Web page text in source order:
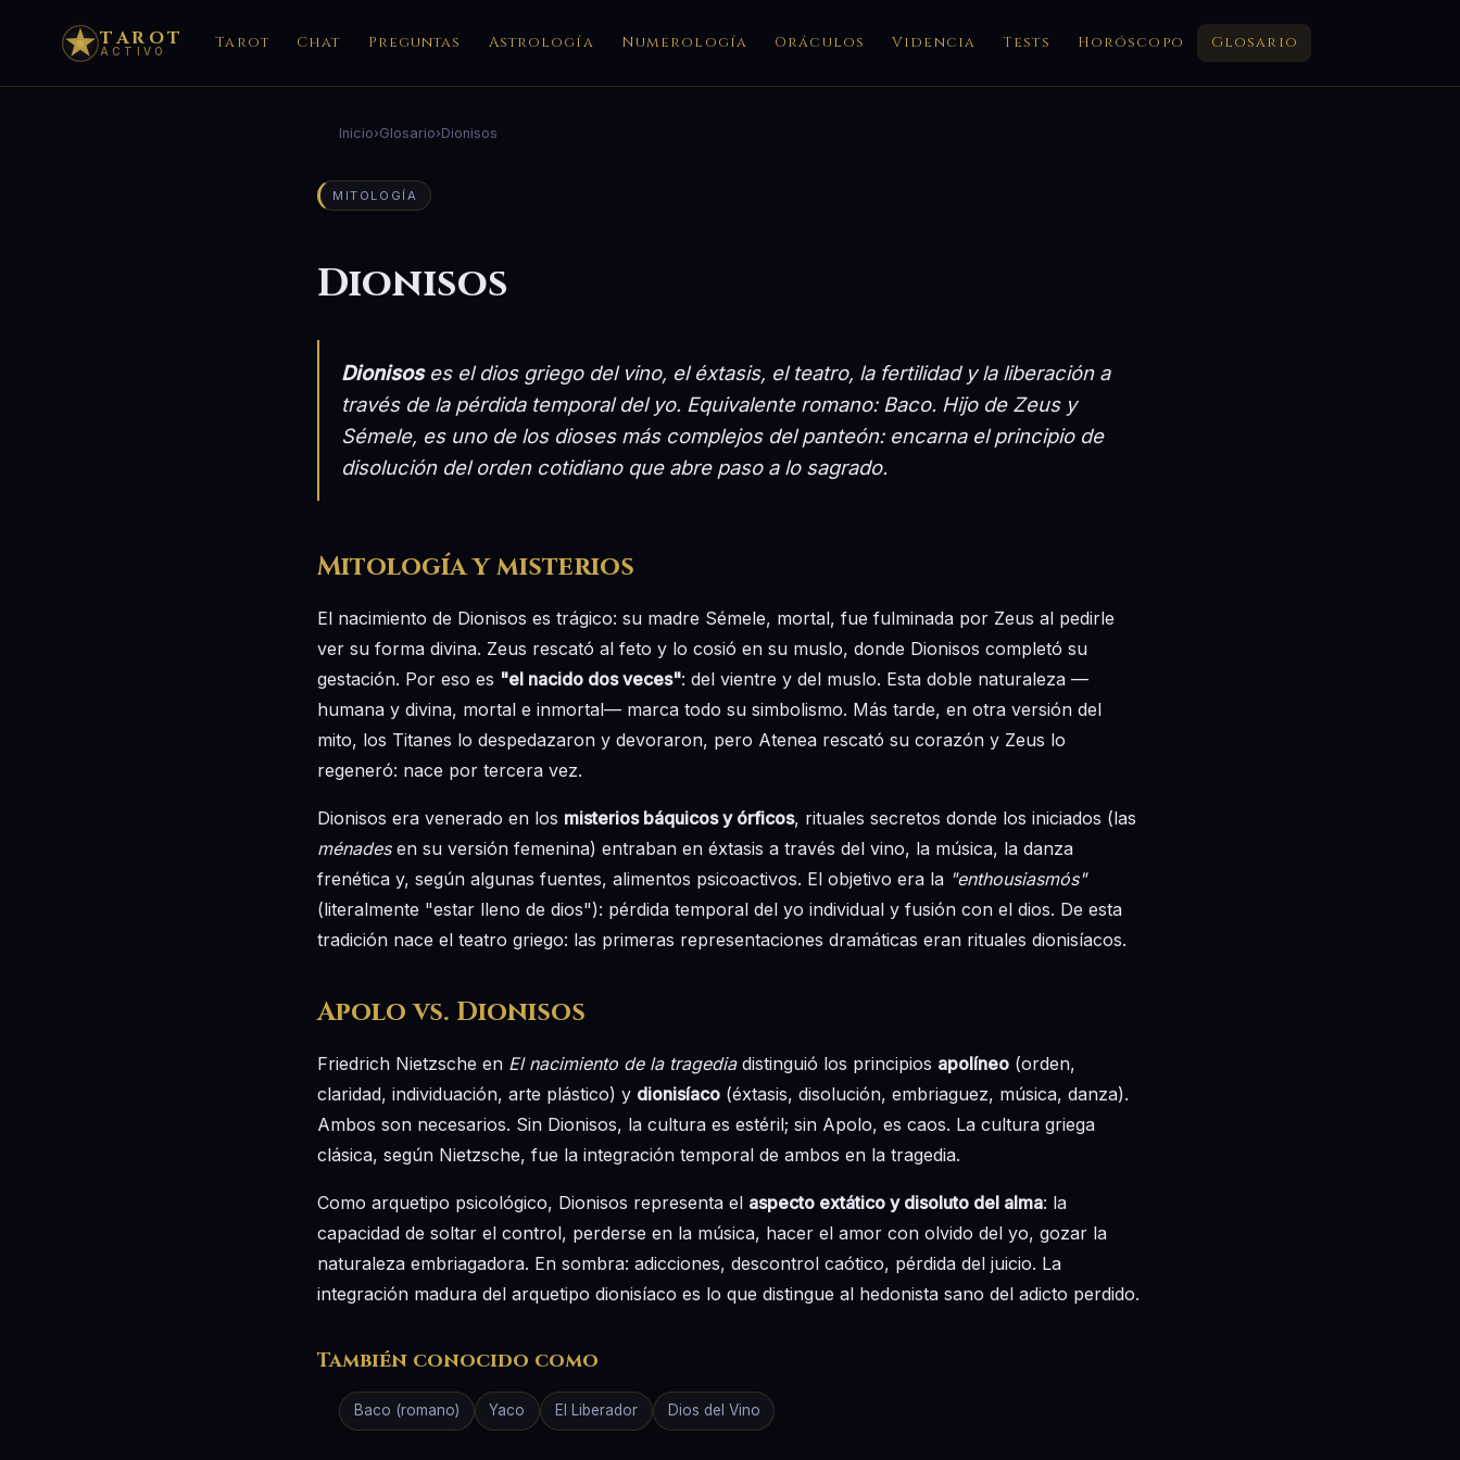
TAROT
ACTIVO Tarot Chat Preguntas Astrología Numerología Oráculos Videncia Tests Horóscopo Glosario
Inicio›Glosario›Dionisos
MITOLOGÍA
Dionisos
Dionisoses el dios griego del vino, el éxtasis, el teatro, la fertilidad y la liberación a
través de la pérdida temporal del yo. Equivalente romano: Baco. Hijo de Zeus y
Sémele, es uno de los dioses más complejos del panteón: encarna el principio de
disolución del orden cotidiano que abre paso a lo sagrado.
Mitología y misterios
El nacimiento de Dionisos es trágico: su madre Sémele, mortal, fue fulminada por Zeus al pedirle
ver su forma divina. Zeus rescató al feto y lo cosió en su muslo, donde Dionisos completó su
gestación. Por eso es "el nacido dos veces": del vientre y del muslo. Esta doble naturaleza —
humana y divina, mortal e inmortal— marca todo su simbolismo. Más tarde, en otra versión del
mito, los Titanes lo despedazaron y devoraron, pero Atenea rescató su corazón y Zeus lo
regeneró: nace por tercera vez.
Dionisos era venerado en los misterios báquicos y órficos, rituales secretos donde los iniciados (las
ménadesen su versión femenina) entraban en éxtasis a través del vino, la música, la danza
frenética y, según algunas fuentes, alimentos psicoactivos. El objetivo era la "enthousiasmós"
(literalmente "estar lleno de dios"): pérdida temporal del yo individual y fusión con el dios. De esta
tradición nace el teatro griego: las primeras representaciones dramáticas eran rituales dionisíacos.
Apolo vs. Dionisos
Friedrich Nietzsche en El nacimiento de la tragediadistinguió los principios apolíneo (orden,
claridad, individuación, arte plástico) y dionisíaco (éxtasis, disolución, embriaguez, música, danza).
Ambos son necesarios. Sin Dionisos, la cultura es estéril; sin Apolo, es caos. La cultura griega
clásica, según Nietzsche, fue la integración temporal de ambos en la tragedia.
Como arquetipo psicológico, Dionisos representa el aspecto extático y disoluto del alma: la
capacidad de soltar el control, perderse en la música, hacer el amor con olvido del yo, gozar la
naturaleza embriagadora. En sombra: adicciones, descontrol caótico, pérdida del juicio. La
integración madura del arquetipo dionisíaco es lo que distingue al hedonista sano del adicto perdido.
También conocido como
Baco (romano) Yaco El Liberador Dios del Vino